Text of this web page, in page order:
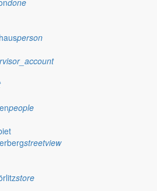
done
person
people
streetview
store